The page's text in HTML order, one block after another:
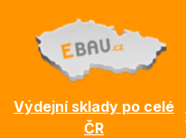
Výdejní sklady po celé
ČR